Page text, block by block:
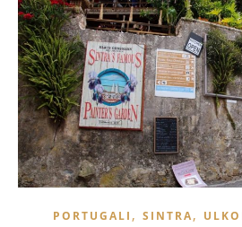
PORTUGALI , SINTRA,